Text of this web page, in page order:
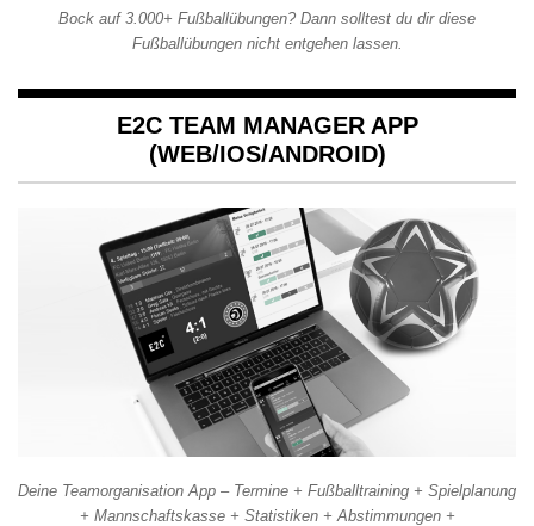
Bock auf 3.000+ Fußballübungen? Dann solltest du dir diese
Fußballübungen nicht entgehen lassen.
E2C TEAM MANAGER APP
(WEB/IOS/ANDROID)
Deine Teamorganisation App – Termine + Fußballtraining + Spielplanung
+ Mannschaftskasse + Statistiken + Abstimmungen +